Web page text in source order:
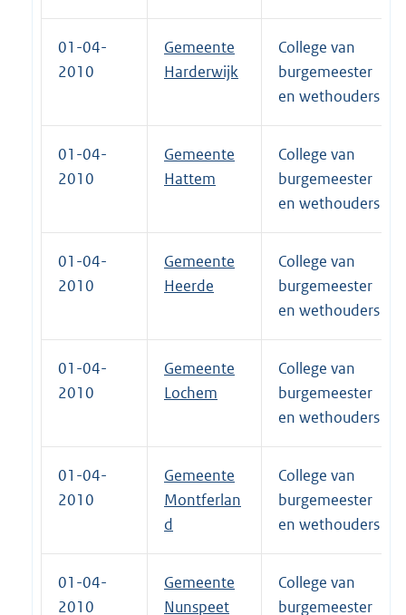
01-04-
2010
Gemeente
Harderwijk
College van
burgemeester
en wethouders
01-04-
2010
Gemeente
Hattem
College van
burgemeester
en wethouders
01-04-
2010
Gemeente
Heerde
College van
burgemeester
en wethouders
01-04-
2010
Gemeente
Lochem
College van
burgemeester
en wethouders
01-04-
2010
Gemeente
Montferlan
d
College van
burgemeester
en wethouders
01-04-
2010
Gemeente
Nunspeet
College van
burgemeester